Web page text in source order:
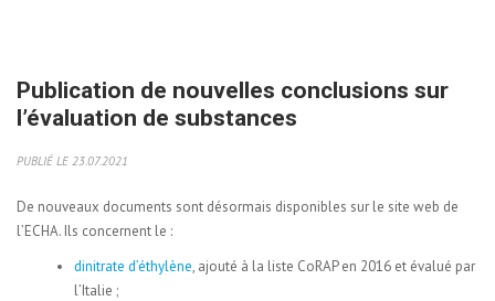
Publication de nouvelles conclusions sur
l’évaluation de substances
PUBLIÉ LE 23.07.2021
De nouveaux documents sont désormais disponibles sur le site web de
l’ECHA. Ils concernent le :
dinitrate d’éthylène, ajouté à la liste CoRAP en 2016 et évalué par
l’Italie ;